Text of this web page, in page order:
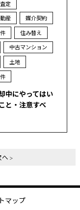
定
産
媒介契約
住み替え
中古マンション
土地
中にやってはい
と・注意すべ
へ
マップ